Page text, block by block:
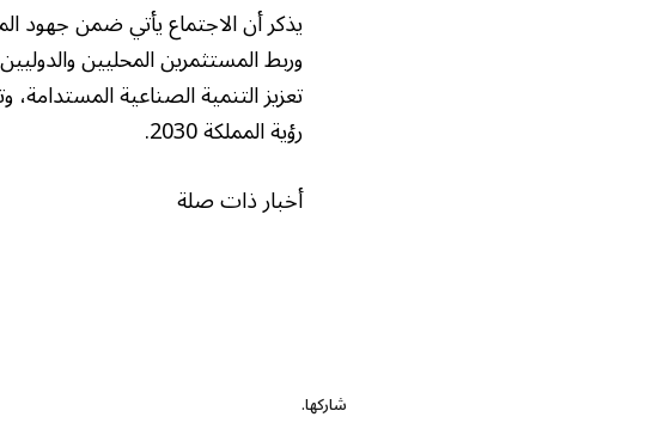
يذكر أن الاجتماع يأتي ضمن جهود
وربط المستثمرين المحليين
تعزيز التنمية الصناعية
رؤية المملكة 2030.
أخبار ذات صلة
شاركها.